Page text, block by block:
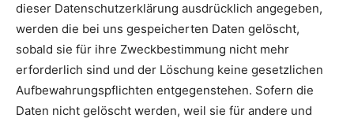
dieser Datenschutzerklärung ausdrücklich angegeben,
werden die bei uns gespeicherten Daten gelöscht,
sobald sie für ihre Zweckbestimmung nicht mehr
erforderlich sind und der Löschung keine gesetzlichen
Aufbewahrungspflichten entgegenstehen. Sofern die
Daten nicht gelöscht werden, weil sie für andere und